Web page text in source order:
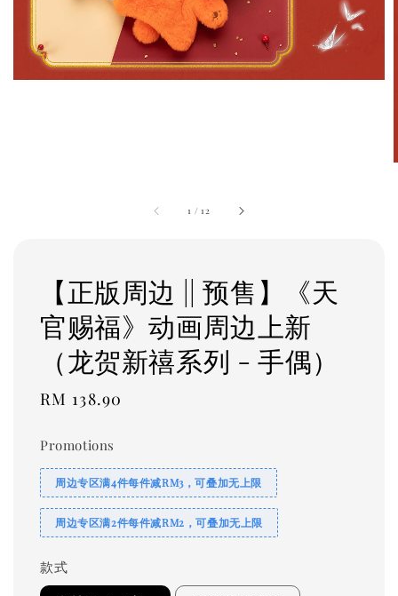
1 /12
【正版周边 || 预售】《天
官赐福》动画周边上新
（龙贺新禧系列 - 手偶）
Regular
RM 138.90
Promotions
周边专区满4件每件减RM3，可叠加无上限
周边专区满2件每件减RM2，可叠加无上限
款式